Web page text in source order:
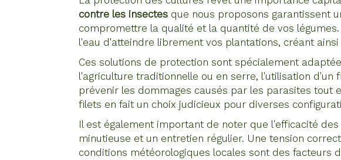
contre les insectes que nous proposons garantissent
compromettre la qualité et la quantité de vos
l'eau d'atteindre librement vos plantations, créant ainsi
Ces solutions de protection sont spécialement
l'agriculture traditionnelle ou en serre, l'utilisation
prévenir les dommages causés par les parasites
filets en fait un choix judicieux pour diverses
Il est également important de noter que l'efficacité
minutieuse et un entretien régulier. Une tension
conditions météorologiques locales sont des facteurs